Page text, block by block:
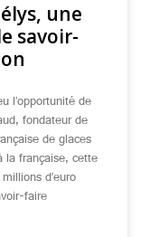
une
savoir-
l’opportunité de
fondateur de
de glaces
la française, cette
d’euro
faire